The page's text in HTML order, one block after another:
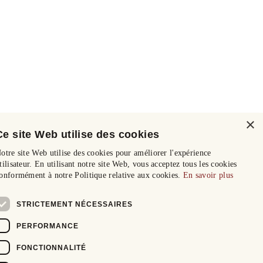
×
site Web utilise des cookies
site Web utilise des cookies pour améliorer l'expérience
En utilisant notre site Web, vous acceptez tous les cookies
à notre Politique relative aux cookies. En savoir plus
STRICTEMENT NÉCESSAIRES
PERFORMANCE
FONCTIONNALITÉ